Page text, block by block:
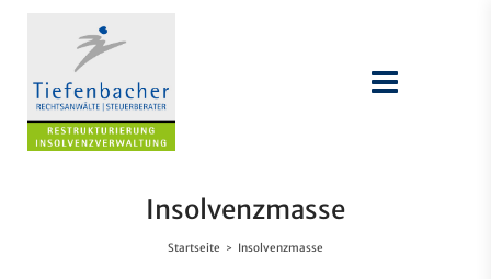
Insolvenzmasse
Startseite > Insolvenzmasse